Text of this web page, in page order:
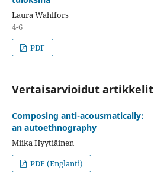
Laura Wahlfors
4-6
PDF
Vertaisarvioidut artikkelit
Composing anti-acousmatically:
an autoethnography
Miika Hyytiäinen
PDF (Englanti)